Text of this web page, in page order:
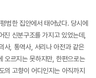
한 집안에서 태어났다. 당시에
신분구조를 가지고 있었는데,
사, 통역사, 서리나 아전과 같은
오르지는 못하지만, 한편으로는
의 고향이 어디인지는 아직까지